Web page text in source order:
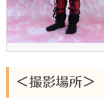
＜撮影場所＞